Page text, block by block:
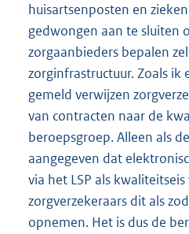
huisartsenposten en
gedwongen aan te sluiten
zorgaanbieders bepalen
zorginfrastructuur. Zoals ik
gemeld verwijzen
van contracten naar de
beroepsgroep. Alleen als
aangegeven dat
via het LSP als
zorgverzekeraars dit als
opnemen. Het is dus de